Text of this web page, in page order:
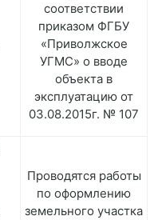
соответствии
приказом ФГБУ
«Приволжское
УГМС» о вводе
объекта в
эксплуатацию от
03.08.2015г. № 107
Проводятся работы
по оформлению
земельного участка